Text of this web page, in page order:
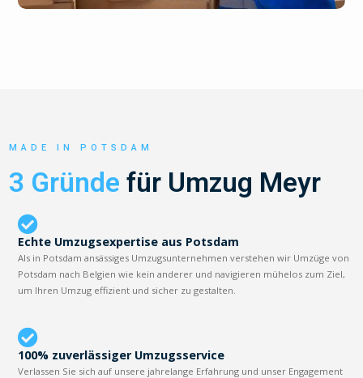
MADE IN POTSDAM
3 Gründe für Umzug Meyr
Echte Umzugsexpertise aus Potsdam
Als in Potsdam ansässiges Umzugsunternehmen verstehen wir Umzüge von
Potsdam nach Belgien wie kein anderer und navigieren mühelos zum Ziel,
um Ihren Umzug effizient und sicher zu gestalten.
100% zuverlässiger Umzugsservice
Verlassen Sie sich auf unsere jahrelange Erfahrung und unser Engagement